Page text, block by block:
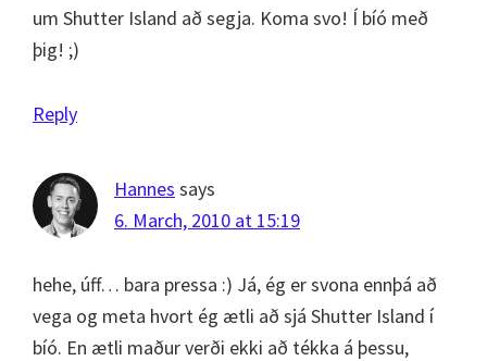
um Shutter Island að segja. Koma svo! Í bíó með
þig! ;)
Reply
Hannes says
6. March, 2010 at 15:19
hehe, úff… bara pressa :) Já, ég er svona ennþá að
vega og meta hvort ég ætli að sjá Shutter Island í
bíó. En ætli maður verði ekki að tékka á þessu,